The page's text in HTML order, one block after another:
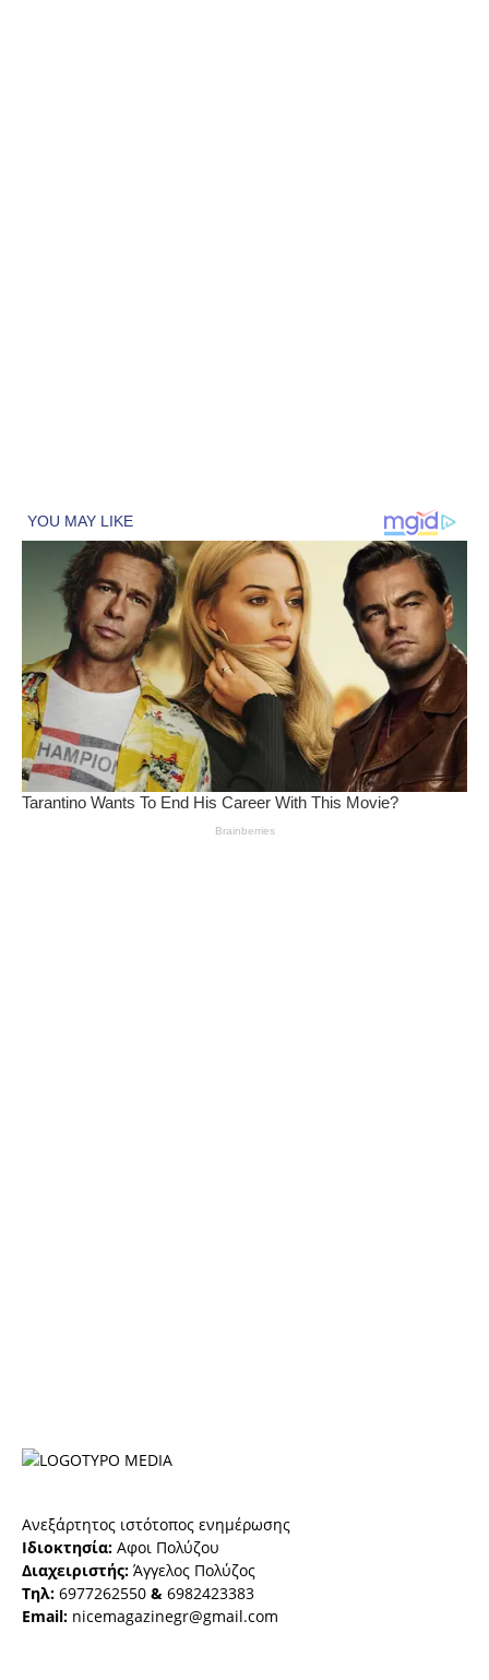
Ανεξάρτητος ιστότοπος ενημέρωσης
Ιδιοκτησία: Αφοι Πολύζου
Διαχειριστής: Άγγελος Πολύζος
Τηλ: 6977262550 & 6982423383
Email: nicemagazinegr@gmail.com